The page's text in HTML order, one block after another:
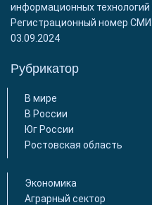
информационных
Регистрационный номер
03.09.2024
Рубрикатор
В мире
В России
Юг России
Ростовская область
Экономика
Аграрный сектор